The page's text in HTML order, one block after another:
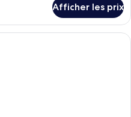
Afficher les prix
Literie de qualité, minibar, coffre-